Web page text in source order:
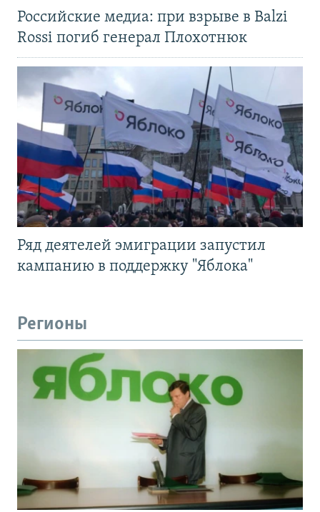
Российские медиа: при взрыве в Balzi
Rossi погиб генерал Плохотнюк
Ряд деятелей эмиграции запустил
кампанию в поддержку "Яблока"
Регионы